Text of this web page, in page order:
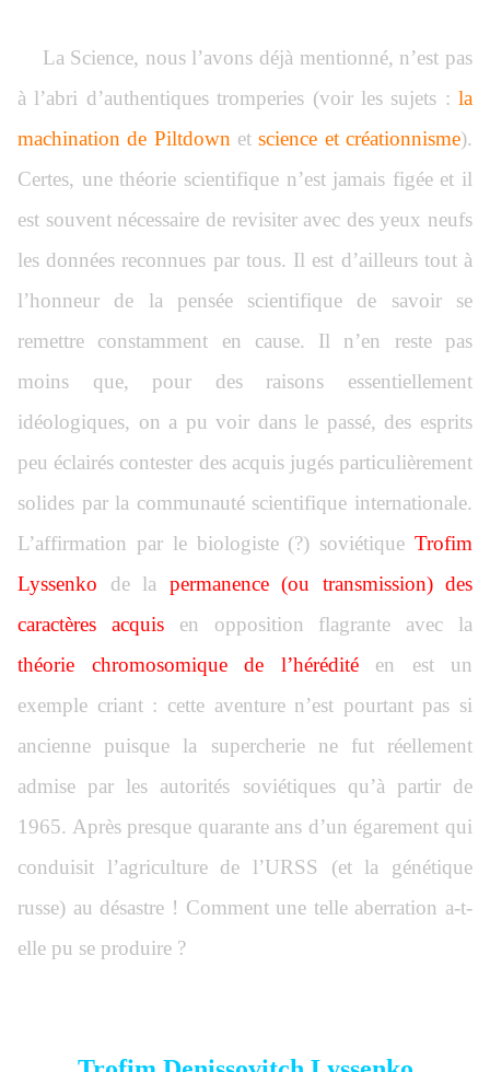
La Science, nous l’avons déjà mentionné, n’est pas
à l’abri d’authentiques tromperies (voir les sujets : la
machination de Piltdown etscience et créationnisme).
Certes, une théorie scientifique n’est jamais figée et il
est souvent nécessaire de revisiter avec des yeux neufs
les données reconnues par tous. Il est d’ailleurs tout à
l’honneur de la pensée scientifique de savoir se
remettre constamment en cause. Il n’en reste pas
moins que, pour des raisons essentiellement
idéologiques, on a pu voir dans le passé, des esprits
peu éclairés contester des acquis jugés particulièrement
solides par la communauté scientifique internationale.
L’affirmation par le biologiste (?) soviétique Trofim
Lyssenko de la permanence (ou transmission) des
caractères acquisen opposition flagrante avec la
théorie chromosomique de l’héréditéen est un
exemple criant : cette aventure n’est pourtant pas si
ancienne puisque la supercherie ne fut réellement
admise par les autorités soviétiques qu’à partir de
1965. Après presque quarante ans d’un égarement qui
conduisit l’agriculture de l’URSS (et la génétique
russe) au désastre ! Comment une telle aberration a-t-
elle pu se produire ?